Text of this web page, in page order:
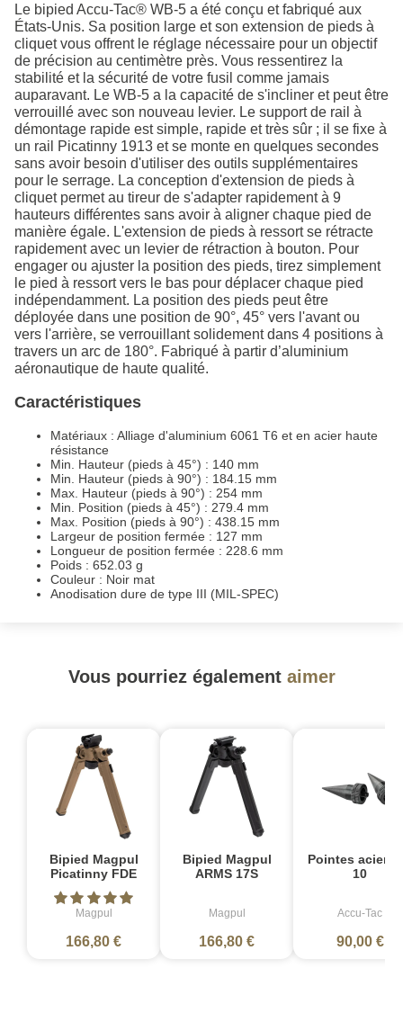
Le bipied Accu-Tac® WB-5 a été conçu et fabriqué aux
États-Unis. Sa position large et son extension de pieds à
cliquet vous offrent le réglage nécessaire pour un objectif
de précision au centimètre près. Vous ressentirez la
stabilité et la sécurité de votre fusil comme jamais
auparavant. Le WB-5 a la capacité de s'incliner et peut être
verrouillé avec son nouveau levier. Le support de rail à
démontage rapide est simple, rapide et très sûr ; il se fixe à
un rail Picatinny 1913 et se monte en quelques secondes
sans avoir besoin d'utiliser des outils supplémentaires
pour le serrage. La conception d'extension de pieds à
cliquet permet au tireur de s'adapter rapidement à 9
hauteurs différentes sans avoir à aligner chaque pied de
manière égale. L'extension de pieds à ressort se rétracte
rapidement avec un levier de rétraction à bouton. Pour
engager ou ajuster la position des pieds, tirez simplement
le pied à ressort vers le bas pour déplacer chaque pied
indépendamment. La position des pieds peut être
déployée dans une position de 90°, 45° vers l'avant ou
vers l'arrière, se verrouillant solidement dans 4 positions à
travers un arc de 180°. Fabriqué à partir d’aluminium
aéronautique de haute qualité.
Caractéristiques
Matériaux : Alliage d'aluminium 6061 T6 et en acier haute
résistance
Min. Hauteur (pieds à 45°) : 140 mm
Min. Hauteur (pieds à 90°) : 184.15 mm
Max. Hauteur (pieds à 90°) : 254 mm
Min. Position (pieds à 45°) : 279.4 mm
Max. Position (pieds à 90°) : 438.15 mm
Largeur de position fermée : 127 mm
Longueur de position fermée : 228.6 mm
Poids : 652.03 g
Couleur : Noir mat
Anodisation dure de type III (MIL-SPEC)
Vous pourriez également aimer
Bipied Magpul
Picatinny FDE
Magpul
166,80 €
Bipied Magpul
ARMS 17S
Magpul
166,80 €
Pointes acier
10
Accu-Tac
90,00 €